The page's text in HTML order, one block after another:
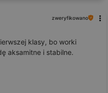
zweryfikowano
klasy, bo worki
aksamitne i stabilne.